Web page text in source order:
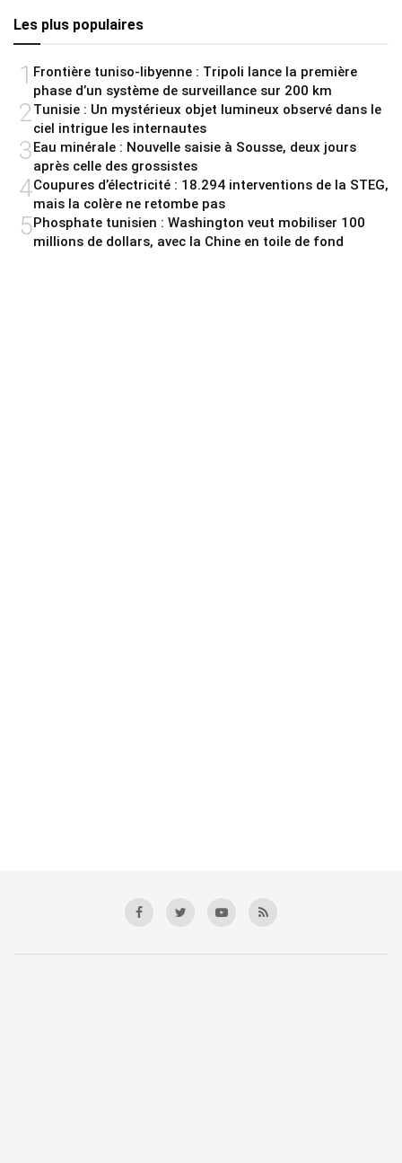
Les plus populaires
1 Frontière tuniso-libyenne : Tripoli lance la première
phase d’un système de surveillance sur 200 km
2 Tunisie : Un mystérieux objet lumineux observé dans le
ciel intrigue les internautes
3Eau minérale : Nouvelle saisie à Sousse, deux jours
après celle des grossistes
4Coupures d’électricité : 18.294 interventions de la STEG,
mais la colère ne retombe pas
5Phosphate tunisien : Washington veut mobiliser 100
millions de dollars, avec la Chine en toile de fond